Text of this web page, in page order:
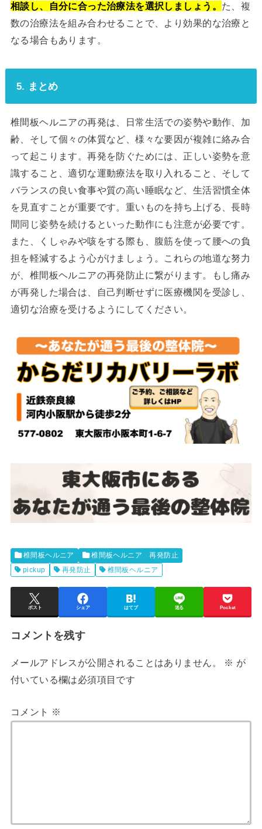
相談し、自分に合った治療法を選択しましょう。 た、複
数の治療法を組み合わせることで、より効果的な治療と
なる場合もあります。
5. まとめ
椎間板ヘルニアの再発は、日常生活での姿勢や動作、加
齢、そして個々の体質など、様々な要因が複雑に絡み合
って起こります。再発を防ぐためには、正しい姿勢を意
識すること、適切な運動療法を取り入れること、そして
バランスの良い食事や質の高い睡眠など、生活習慣全体
を見直すことが重要です。重いものを持ち上げる、長時
間同じ姿勢を続けるといった動作にも注意が必要です。
また、くしゃみや咳をする際も、腹筋を使って腰への負
担を軽減するよう心がけましょう。これらの地道な努力
が、椎間板ヘルニアの再発防止に繋がります。もし痛み
が再発した場合は、自己判断せずに医療機関を受診し、
適切な治療を受けるようにしてください。
椎間板ヘルニア
椎間板ヘルニア 再発防止
pickup
再発防止 椎間板ヘルニア
ポスト シェア はてブ 送る Pocket
コメントを残す
メールアドレスが公開されることはありません。 ※ が
付いている欄は必須項目です
コメント ※